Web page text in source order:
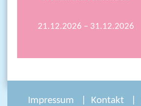
21.12.2026 – 31.12.2026
Impressum Kontakt